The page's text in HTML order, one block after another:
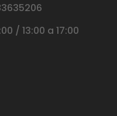
/ 13:00 a 17:00